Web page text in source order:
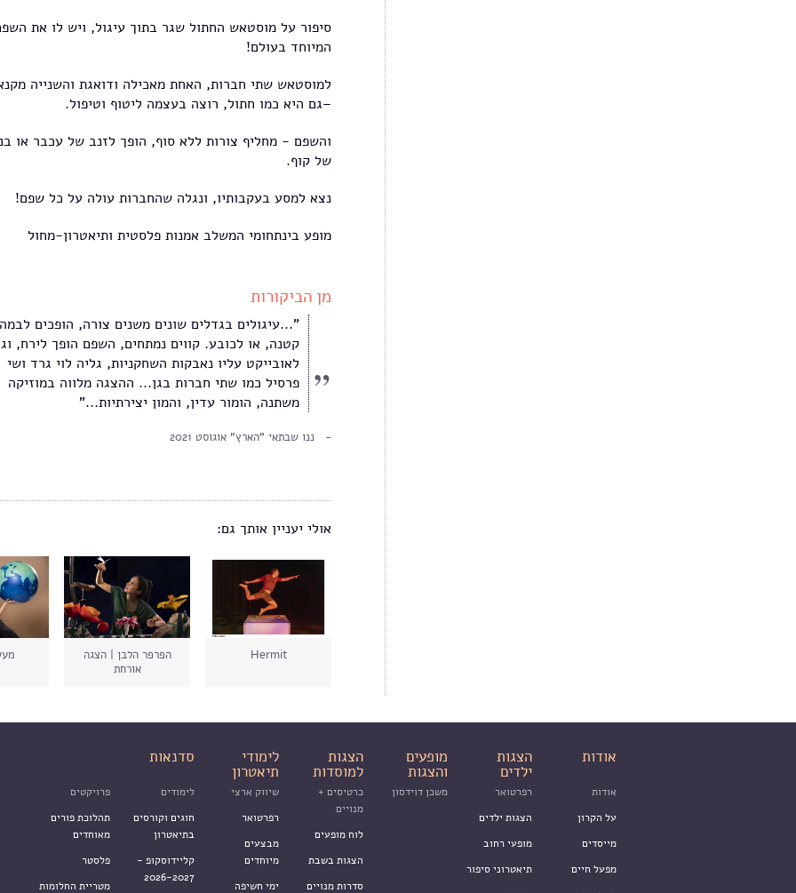
סיפור על מוסטאש החתול שגר בתוך עיגול, ויש לו את
המיוחד בעולם!
למוסטאש שתי חברות, האחת מאכילה ודואגת והשנייה
–גם היא כמו חתול, רוצה בעצמה ליטוף וטיפול.
והשפם - מחליף צורות ללא סוף, הופך לזנב של עכבר או
של קוף.
נצא למסע בעקבותיו, ונגלה שהחברות עולה על כל שפם!
מופע בינתחומי המשלב אמנות פלסטית ותיאטרון-מחול
מן הביקורות
"...עיגולים בגדלים שונים משנים צורה, הופכים לבמה
קטנה, או לכובע. קווים נמתחים, השפם הופך לירח,
לאובייקט עליו נאבקות השחקניות, גליה לוי גרד ושי
פרסיל כמו שתי חברות בגן... ההצגה מלווה במוזיקה
משתנה, הומור עדין, והמון יצירתיות..."
ננו שבתאי "הארץ" אוגוסט 2021
אולי יעניין אותך גם:
Hermit
הפרפר הלבן | הצגה
אורחת
אודות הצגות
ילדים
מופעים
והצגות
הצגות
למוסדות
לימודי
תיאטרון
סדנאות
אודות
על הקרון
מייסדים
מפעל חיים
רפרטואר
הצגות ילדים
מופעי רחוב
תיאטרוני סיפור
משכן דוידסון
כרטיסים +
מנויים
לוח מופעים
הצגות בשבת
סדרות מנויים
שיווק ארצי
רפרטואר
מבצעים
מיוחדים
ימי חשיפה
לימודים
חוגים וקורסים
בתיאטרון
קליידוסקופ -
2026-2027
פרויקטים
תהלוכת פורים
מאוחדים
פלסטר
מטריית החלומות